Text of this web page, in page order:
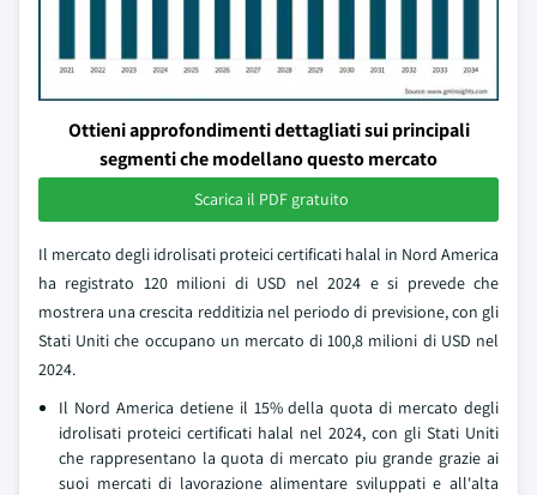
Ottieni approfondimenti dettagliati sui principali
segmenti che modellano questo mercato
Scarica il PDF gratuito
Il mercato degli idrolisati proteici certificati halal in Nord America
ha registrato 120 milioni di USD nel 2024 e si prevede che
mostrera una crescita redditizia nel periodo di previsione, con gli
Stati Uniti che occupano un mercato di 100,8 milioni di USD nel
2024.
Il Nord America detiene il 15% della quota di mercato degli
idrolisati proteici certificati halal nel 2024, con gli Stati Uniti
che rappresentano la quota di mercato piu grande grazie ai
suoi mercati di lavorazione alimentare sviluppati e all'alta